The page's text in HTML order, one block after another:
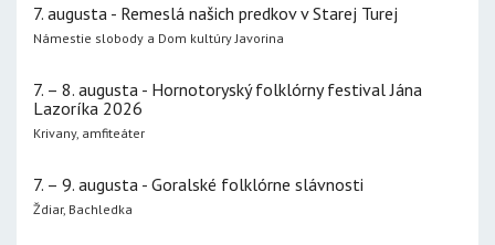
7. augusta - Remeslá našich predkov v Starej Turej
Námestie slobody a Dom kultúry Javorina
7. – 8. augusta - Hornotoryský folklórny festival Jána
Lazoríka 2026
Krivany, amfiteáter
7. – 9. augusta - Goralské folklórne slávnosti
Ždiar, Bachledka